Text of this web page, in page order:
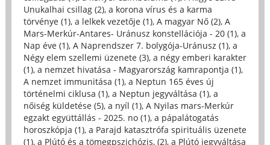
Unukalhai csillag (2), a korona vírus és a karma
törvénye (1), a lelkek vezetője (1), A magyar Nő (2), A
Mars-Merkúr-Antares- Uránusz konstellációja - 20 (1), a
Nap éve (1), A Naprendszer 7. bolygója-Uránusz (1), a
Négy elem szellemi üzenete (3), a négy emberi karakter
(1), a nemzet hivatása - Magyarország kamrapontja (1),
A nemzet immunitása (1), a Neptun 165 éves új
történelmi ciklusa (1), a Neptun jegyváltása (1), a
nőiség küldetése (5), a nyíl (1), A Nyilas mars-Merkúr
egzakt együttállás - 2025. no (1), a pápalátogatás
horoszkópja (1), a Parajd katasztrófa spirituális üzenete
(1), a Plútó és a tömegpszichózis, (2), a Plútó jegyváltása